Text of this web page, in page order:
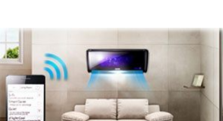
САМОСТОЯТЕЛЬНЫЙ МОНТАЖ КОНДИЦИОНЕРОВ
ПОЗНАВАТЕЛЬНЫЕ СТАТЬИ
ИНВЕРТОРНЫЕ КОНДИЦИОНЕРЫ
СПРАВОЧНЫЕ МАТЕРИАЛЫ